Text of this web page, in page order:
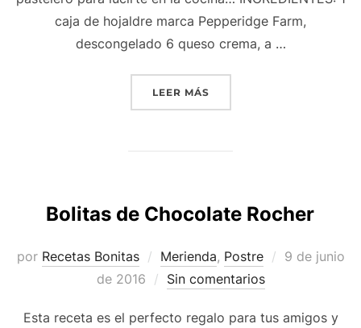
caja de hojaldre marca Pepperidge Farm,
descongelado 6 queso crema, a …
LEER MÁS«PASTELITOS DE FRUTAS»
Bolitas de Chocolate Rocher
por Recetas Bonitas Merienda, Postre
Publicado
9 de junio
de 2016
Sin comentarios
Esta receta es el perfecto regalo para tus amigos y